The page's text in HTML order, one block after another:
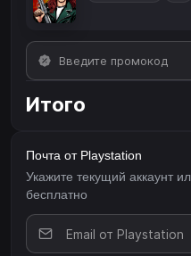
Итого
Почта от Playstation
Укажите текущий аккаунт
бесплатно